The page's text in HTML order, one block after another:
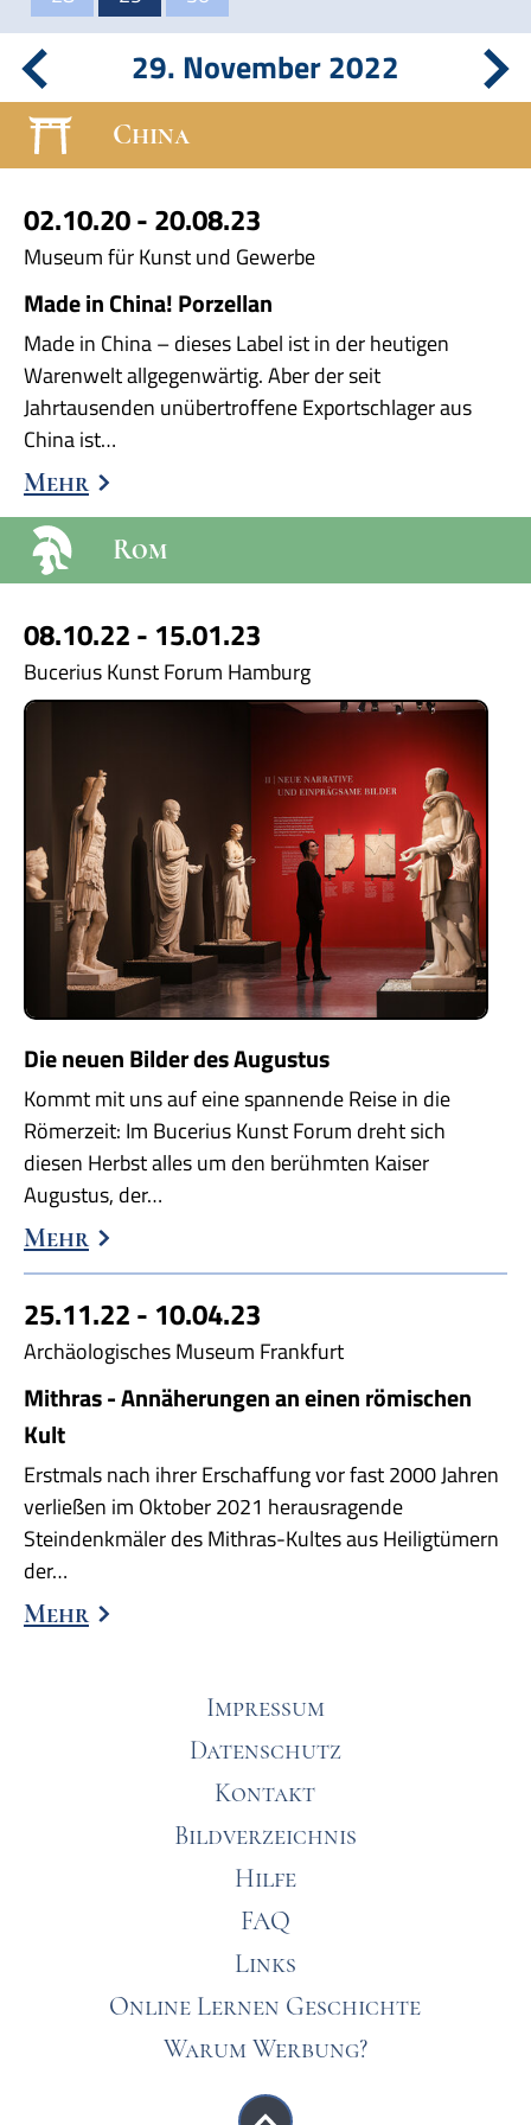
29. November 2022
China
02.10.20 - 20.08.23
Museum für Kunst und Gewerbe
Made in China! Porzellan
Made in China – dieses Label ist in der heutigen
Warenwelt allgegenwärtig. Aber der seit
Jahrtausenden unübertroffene Exportschlager aus
China ist…
Mehr
Rom
08.10.22 - 15.01.23
Bucerius Kunst Forum Hamburg
Die neuen Bilder des Augustus
Kommt mit uns auf eine spannende Reise in die
Römerzeit: Im Bucerius Kunst Forum dreht sich
diesen Herbst alles um den berühmten Kaiser
Augustus, der…
Mehr
25.11.22 - 10.04.23
Archäologisches Museum Frankfurt
Mithras - Annäherungen an einen römischen
Kult
Erstmals nach ihrer Erschaffung vor fast 2000 Jahren
verließen im Oktober 2021 herausragende
Steindenkmäler des Mithras-Kultes aus Heiligtümern
der…
Mehr
Impressum
Datenschutz
Kontakt
Bildverzeichnis
Hilfe
FAQ
Links
Online Lernen Geschichte
Warum Werbung?